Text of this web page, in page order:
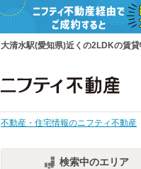
大清水駅(愛知県)近くの2LDKの賃
不動産・住宅情報のニフティ不動産
検索中のエリア